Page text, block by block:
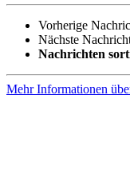
Vorherige
Nächste
Nachrichten
Mehr Informationen